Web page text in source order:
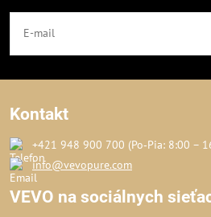
Kontakt
+421 948 900 700 (Po‑Pia: 8:00 –
info@vevopure.com
VEVO na sociálnych